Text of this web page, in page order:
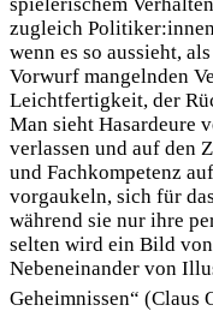
zugleich
wenn es so aussieht,
Vorwurf mangelnden
Leichtfertigkeit, der
Man sieht Hasardeure
verlassen und auf den
und Fachkompetenz
vorgaukeln, sich für
während sie nur ihre
selten wird ein Bild
Nebeneinander von
Geheimnissen“ (Claus